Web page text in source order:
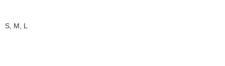
S, M, L